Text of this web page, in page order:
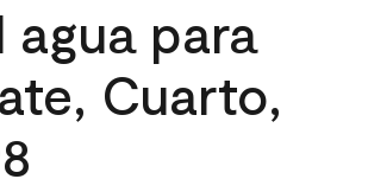
para
Cuarto,